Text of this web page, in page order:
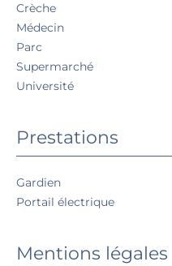
Crèche
Médecin
Parc
Supermarché
Université
Prestations
Gardien
Portail électrique
Mentions légales